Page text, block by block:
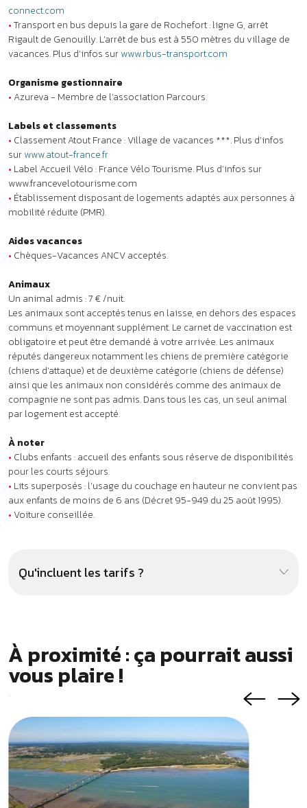
www.francevelotourisme.com
•Établissement disposant de logements adaptés aux personnes à
mobilité réduite (PMR).
•Chèques-Vacances ANCV acceptés.
Un animal admis : 7 € /nuit.
Les animaux sont acceptés tenus en laisse, en dehors des espaces
communs et moyennant supplément. Le carnet de vaccination est
obligatoire et peut être demandé à votre arrivée. Les animaux
réputés dangereux notamment les chiens de première catégorie
(chiens d’attaque) et de deuxième catégorie (chiens de défense)
ainsi que les animaux non considérés comme des animaux de
par logement est accepté.
•Clubs enfants : accueil des enfants sous réserve de disponibilités
pour les courts séjours.
•Lits superposés : l’usage du couchage en hauteur ne convient pas
aux enfants de moins de 6 ans (Décret 95-949 du 25 août 1995).
•Voiture conseillée.
Qu'incluent les tarifs ?
À proximité : ça pourrait aussi
vous plaire !
.
Village club Ronce-les-Bains ****